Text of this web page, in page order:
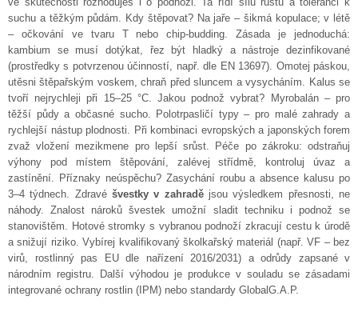
suchu a těžkým půdám. Kdy štěpovat? Na jaře – šikmá kopulace; v létě
– očkování ve tvaru T nebo chip-budding. Zásada je jednoduchá:
kambium se musí dotýkat, řez být hladký a nástroje dezinfikované
(prostředky s potvrzenou účinností, např. dle EN 13697). Omotej páskou,
utěsni štěpařským voskem, chraň před sluncem a vysycháním. Kalus se
tvoří nejrychleji při 15–25 °C. Jakou podnož vybrat? Myrobalán – pro
těžší půdy a občasné sucho. Polotrpasličí typy – pro malé zahrady a
rychlejší nástup plodnosti. Při kombinaci evropských a japonských forem
zvaž vložení mezikmene pro lepší srůst. Péče po zákroku: odstraňuj
výhony pod místem štěpování, zalévej střídmě, kontroluj úvaz a
zastínění. Příznaky neúspěchu? Zasychání roubu a absence kalusu po
3–4 týdnech. Zdravé švestky v zahradějsou výsledkem přesnosti, ne
náhody. Znalost nároků švestek umožní sladit techniku i podnož se
stanovištěm. Hotové stromky s vybranou podnoží zkracují cestu k úrodě
a snižují riziko. Vybírej kvalifikovaný školkařský materiál (např. VF – bez
virů, rostlinný pas EU dle nařízení 2016/2031) a odrůdy zapsané v
národním registru. Další výhodou je produkce v souladu se zásadami
integrované ochrany rostlin (IPM) nebo standardy GlobalG.A.P.